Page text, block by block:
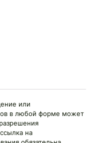
или
в любой форме может
на